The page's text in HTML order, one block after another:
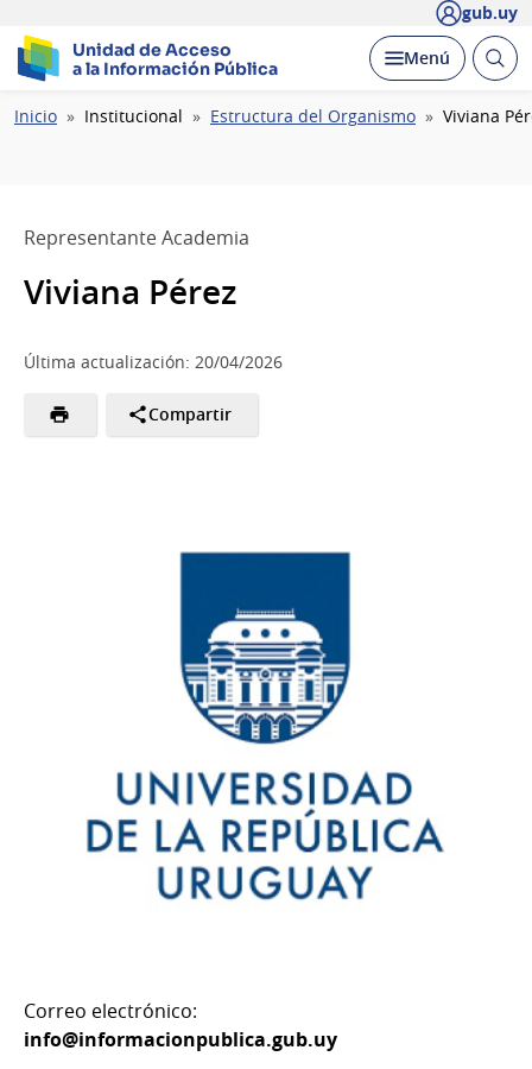
gub.uy
Unidad de Acceso
a la Información Pública
Desplegar
Menú Abrir
Ruta
Inicio Institucional Estructura del Organismo Viviana
Representante Academia
Viviana Pérez
Última actualización: 20/04/2026
Compartir
Correo electrónico:
info@informacionpublica.gub.uy